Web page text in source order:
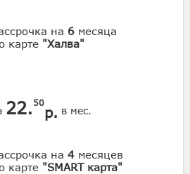
на 6 месяца
карте "Халва"
22. 50
р. в мес.
на 4 месяцев
карте "SMART карта"